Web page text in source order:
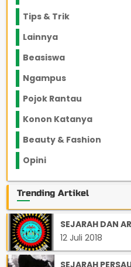
Tips & Trik
Lainnya
Beasiswa
Ngampus
Pojok Rantau
Konon Katanya
Beauty & Fashion
Opini
Trending Artikel
SEJARAH DAN
12 Juli 2018